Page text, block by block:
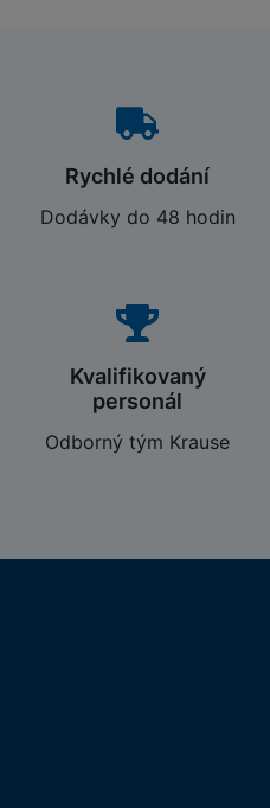
Rychlé dodání
Dodávky do 48 hodin
Kvalifikovaný
personál
Odborný tým Krause